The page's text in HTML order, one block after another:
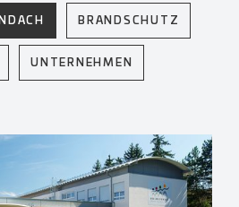
BRANDSCHUTZ
UNTERNEHMEN